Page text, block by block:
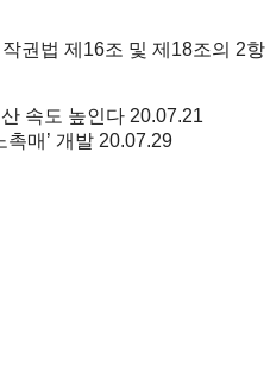
권법 제16조 및 제18조의 2
속도 높인다 20.07.21
촉매’ 개발 20.07.29